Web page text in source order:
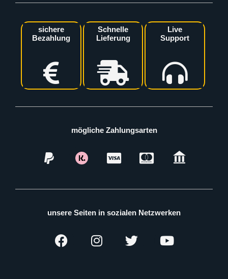
sichere
Bezahlung
Schnelle
Lieferung
Live
Support
mögliche Zahlungsarten
unsere Seiten in sozialen Netzwerken